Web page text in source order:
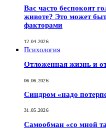
Вас часто беспокоят
животе? Это может
факторами
12.04.2026
Психология
Отложенная жизнь и
06.06.2026
Синдром «надо
31.05.2026
Самообман «со мной